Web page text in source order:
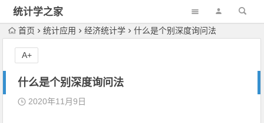
统计学之家
首页 统计应用 经济统计学 什么是个别深度询问法
什么是个别深度询问法
2020年11月9日
A+